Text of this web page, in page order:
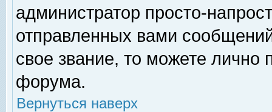
администратор просто-
отправленных вами
свое звание, то можете лично
форума.
Вернуться наверх